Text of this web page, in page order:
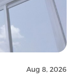
Aug 8, 2026